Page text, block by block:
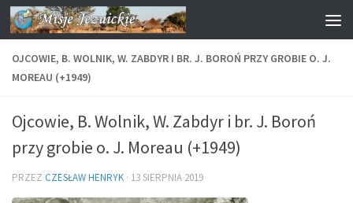
Przejdź do treści
OJCOWIE, B. WOLNIK, W. ZABDYR I BR. J. BOROŃ PRZY GROBIE O. J.
MOREAU (+1949)
Ojcowie, B. Wolnik, W. Zabdyr i br. J. Boroń
przy grobie o. J. Moreau (+1949)
PRZEZ CZESŁAW HENRYK · 13 SIERPNIA 2019